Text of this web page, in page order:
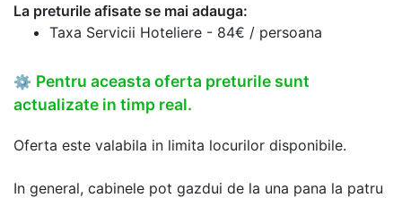
La preturile afisate se mai adauga:
Taxa Servicii Hoteliere - 84€ / persoana
⚙ Pentru aceasta oferta preturile sunt
actualizate in timp real.
Oferta este valabila in limita locurilor disponibile.
In general, cabinele pot gazdui de la una pana la patru